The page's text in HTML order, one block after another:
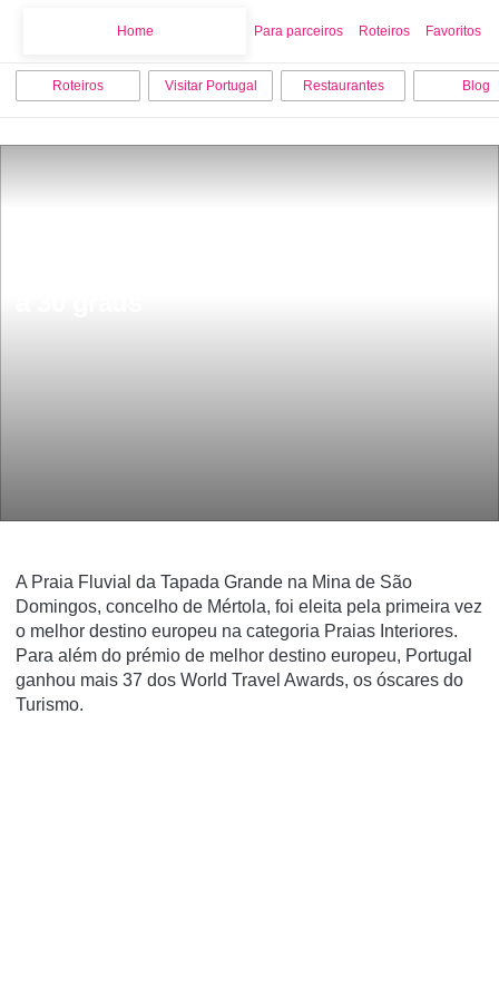
Home Para parceiros Roteiros Favoritos
Roteiros Visitar Portugal Restaurantes Blog
A Praia Fluvial da Tapada Grande na Mina de São
Domingos, concelho de Mértola, foi eleita pela primeira vez
o melhor destino europeu na categoria Praias Interiores.
Para além do prémio de melhor destino europeu, Portugal
ganhou mais 37 dos World Travel Awards, os óscares do
Turismo.